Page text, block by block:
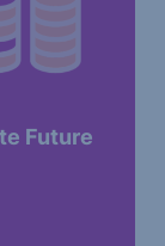
Future